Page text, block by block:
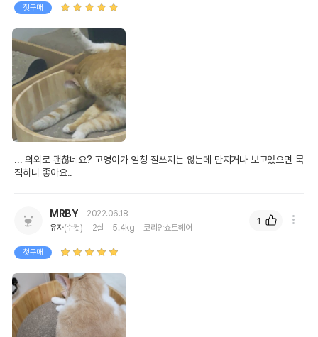
첫구매
... 의외로 괜찮네요? 고영이가 엄청 잘쓰지는 않는데 만지거나 보고있으면 묵
직하니 좋아요..
MRBY
2022.06.18
유자(수컷) 2살 5.4kg 코리안쇼트헤어
첫구매
1